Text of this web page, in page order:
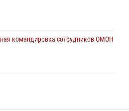
командировка сотрудников ОМОН